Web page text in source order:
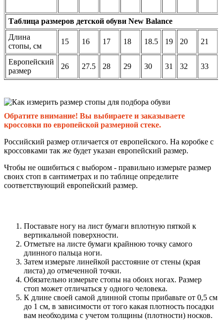
Таблица размеров детской обуви New Balance
Длина
стопы, см
15 16 17 18 18.5 19 20 21
Европейский
размер
26 27.5 28 29 30 31 32 33
Обратите внимание! Вы выбираете и заказываете
кроссовки по европейской размерной стеке.
Российский размер отличается от европейского. На коробке с
кроссовками так же будет указан европейский размер.
Чтобы не ошибиться с выбором - правильно измерьте размер
своих стоп в сантиметрах и по таблице определите
соответствующий европейский размер.
Поставьте ногу на лист бумаги вплотную пяткой к
вертикальной поверхности.
Отметьте на листе бумаги крайнюю точку самого
длинного пальца ноги.
Затем измерьте линейкой расстояние от стены (края
листа) до отмеченной точки.
Обязательно измерьте стопы на обоих ногах. Размер
стоп может отличаться у одного человека.
К длине своей самой длинной стопы прибавьте от 0,5 см
до 1 см, в зависимости от того какая плотность посадки
вам необходима с учетом толщины (плотности) носков.